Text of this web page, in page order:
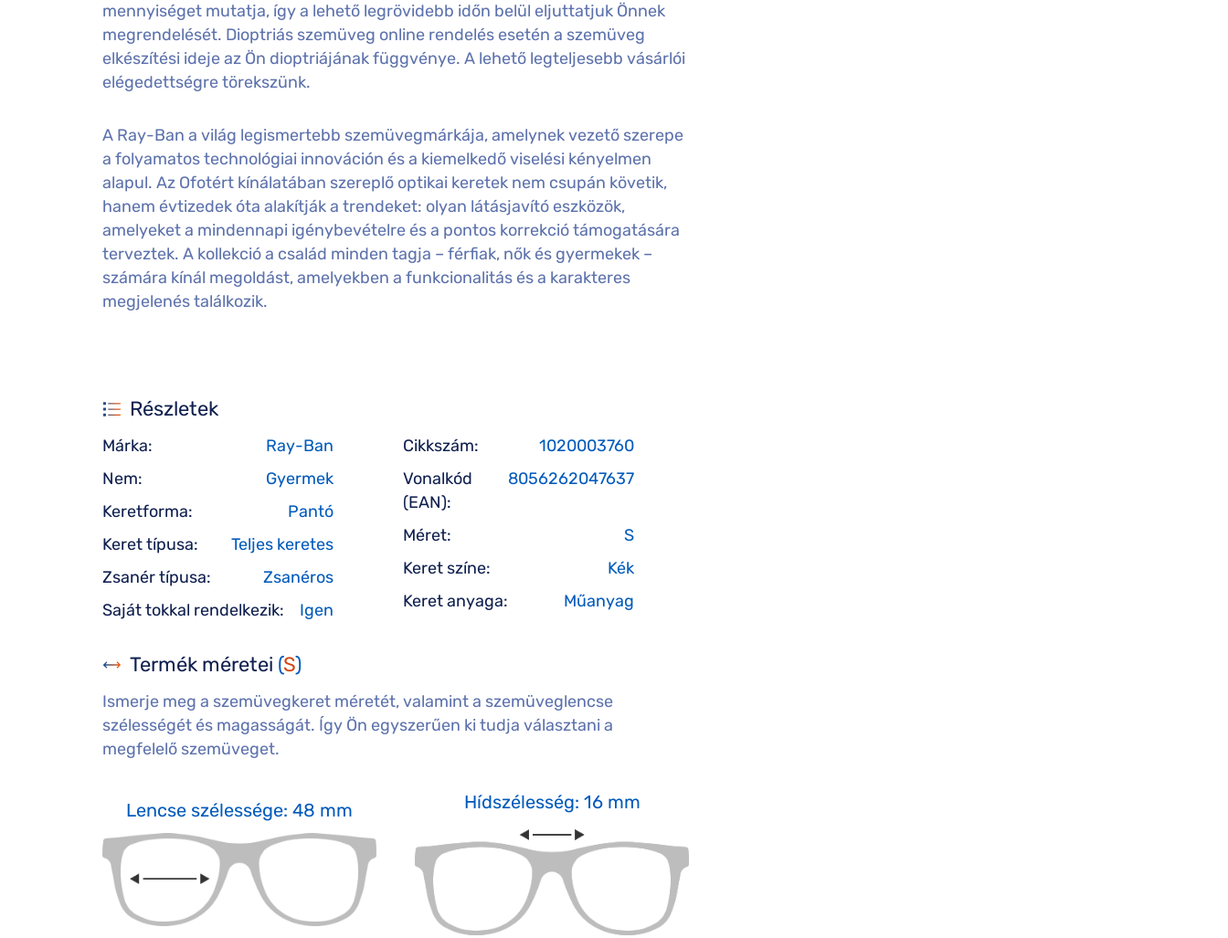
mennyiséget mutatja, így a lehető legrövidebb időn belül eljuttatjuk Önnek
megrendelését. Dioptriás szemüveg online rendelés esetén a szemüveg
elkészítési ideje az Ön dioptriájának függvénye. A lehető legteljesebb vásárlói
elégedettségre törekszünk.
A Ray-Ban a világ legismertebb szemüvegmárkája, amelynek vezető szerepe
a folyamatos technológiai innováción és a kiemelkedő viselési kényelmen
alapul. Az Ofotért kínálatában szereplő optikai keretek nem csupán követik,
hanem évtizedek óta alakítják a trendeket: olyan látásjavító eszközök,
amelyeket a mindennapi igénybevételre és a pontos korrekció támogatására
terveztek. A kollekció a család minden tagja – férfiak, nők és gyermekek –
számára kínál megoldást, amelyekben a funkcionalitás és a karakteres
megjelenés találkozik.
Részletek
Márka:
Ray-Ban
Nem:
Gyermek
Keretforma:
Pantó
Keret típusa:
Teljes keretes
Zsanér típusa:
Zsanéros
Saját tokkal rendelkezik:
Igen
Cikkszám:
1020003760
Vonalkód
(EAN):
8056262047637
Méret:
S
Keret színe:
Kék
Keret anyaga:
Műanyag
Termék méretei (S)
Ismerje meg a szemüvegkeret méretét, valamint a szemüveglencse
szélességét és magasságát. Így Ön egyszerűen ki tudja választani a
megfelelő szemüveget.
Lencse szélessége: 48 mm Hídszélesség: 16 mm